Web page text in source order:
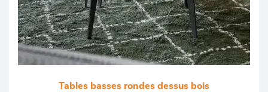
Tables basses rondes dessus bois